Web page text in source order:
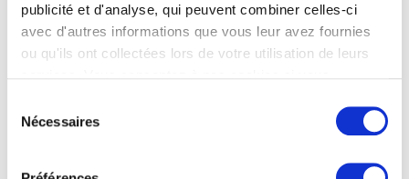
publicité et d'analyse, qui peuvent combiner celles-ci
avec d'autres informations que vous leur avez fournies
ou qu'ils ont collectées lors de votre utilisation de leurs
Nécessaires